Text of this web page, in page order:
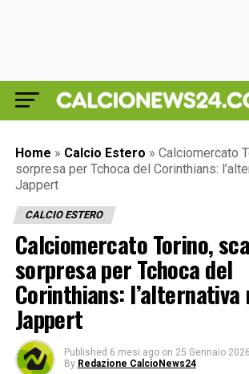
Home » Calcio Estero » Calciomercato
sorpresa per Tchoca del Corinthians:
Jappert
CALCIO ESTERO
Calciomercato Torino,
sorpresa per Tchoca del
Corinthians:
Jappert
Published 6 mesi ago on 25 Gennaio 2026
By Redazione CalcioNews24